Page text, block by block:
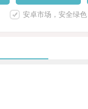
安卓市场，安全绿色